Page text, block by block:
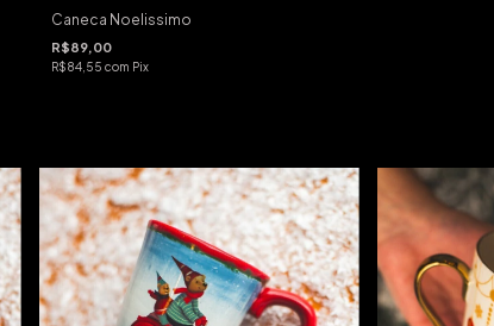
Caneca Noelissimo
R$89,00
R$84,55 com Pix